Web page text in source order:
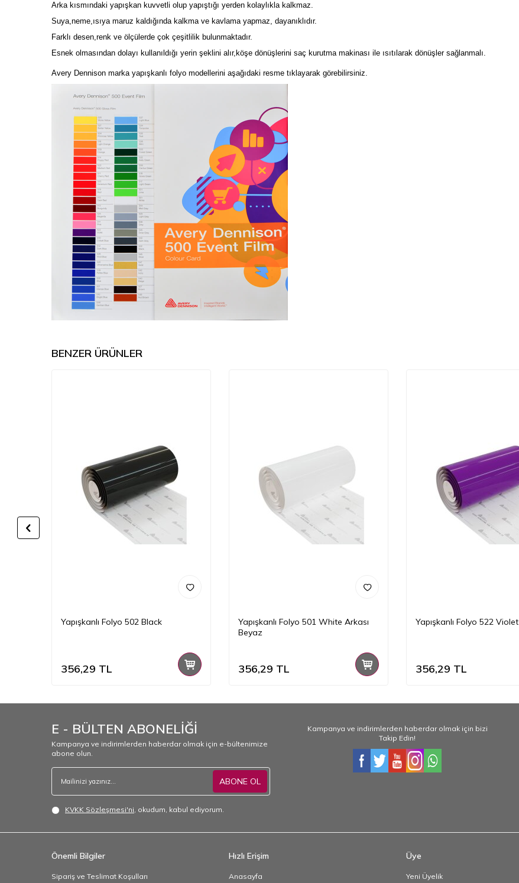
Arka kısmındaki yapışkan kuvvetli olup yapıştığı yerden kolaylıkla kalkmaz.
Suya,neme,ısıya maruz kaldığında kalkma ve kavlama yapmaz, dayanıklıdır.
Farklı desen,renk ve ölçülerde çok çeşitlilik bulunmaktadır.
Esnek olmasından dolayı kullanıldığı yerin şeklini alır,köşe dönüşlerini saç kurutma makinası ile ısıtılarak dönüşler sağlanmalı.
Avery Dennison marka yapışkanlı folyo modellerini aşağıdaki resme tıklayarak görebilirsiniz.
BENZER ÜRÜNLER
Yapışkanlı Folyo 502 Black
356,29 TL
Yapışkanlı Folyo 501 White Arkası
Beyaz
356,29 TL
Yapışkanlı Folyo 522 Violet
356,29 TL
E - BÜLTEN ABONELİĞİ
Kampanya ve indirimlerden haberdar olmak için e-bültenimize
abone olun.
ABONE OL
KVKK Sözleşmesi'ni, okudum, kabul ediyorum.
Kampanya ve indirimlerden haberdar olmak için bizi
Takip Edin!
Önemli Bilgiler
Sipariş ve Teslimat Koşulları
Hızlı Erişim
Anasayfa
Üye
Yeni Üyelik